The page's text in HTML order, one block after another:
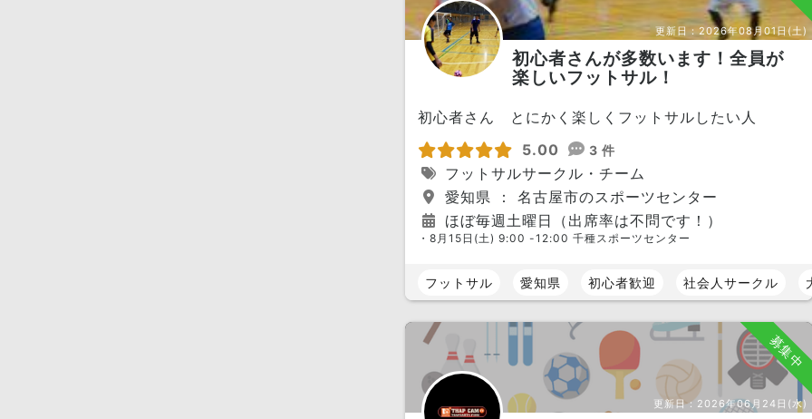
更新日： 2026年08月01日(土)
初心者さんが多数います！全員が
楽しいフットサル！
初心者さん とにかく楽しくフットサルしたい人
5.00
3 件
フットサルサークル・チーム
愛知県 ： 名古屋市のスポーツセンター
ほぼ毎週土曜日（出席率は不問です！）
・8月15日(土) 9:00 -12:00 千種スポーツセンター
フットサル 愛知県 初心者歓迎 社会人サークル
募集中
更新日： 2026年06月24日(水)